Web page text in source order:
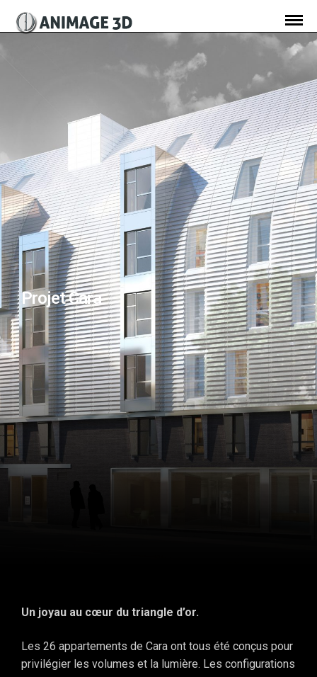
Projet Cara
Un joyau au cœur du triangle d’or.
Les 26 appartements de Cara ont tous été conçus pour
privilégier les volumes et la lumière. Les configurations